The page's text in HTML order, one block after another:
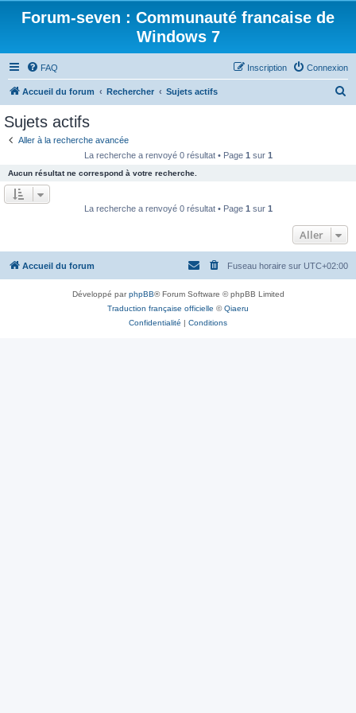
Forum-seven : Communauté francaise de
Windows 7
FAQ Connexion
Inscription
Accueil du forum Rechercher Sujets actifs
e
r
Sujets actifs
Aller à la recherche avancée
La recherche a renvoyé 0 résultat • Page 1 sur 1
Aucun résultat ne correspond à votre recherche.
La recherche a renvoyé 0 résultat • Page 1 sur 1
Aller
Accueil du forum Fuseau horaire sur UTC+02:00
Développé parphpBB® Forum Software © phpBB Limited
Traduction française officielle ©Qiaeru
Confidentialité | Conditions